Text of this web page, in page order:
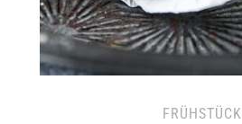
FRÜHSTÜCK